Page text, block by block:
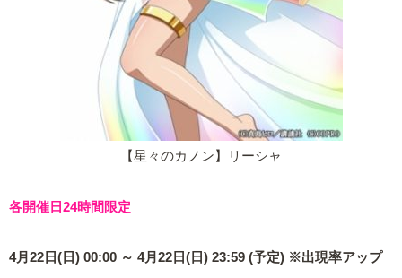
【星々のカノン】リーシャ
各開催日24時間限定
4月22日(日) 00:00 ～ 4月22日(日) 23:59 (予定) ※出現率アップ